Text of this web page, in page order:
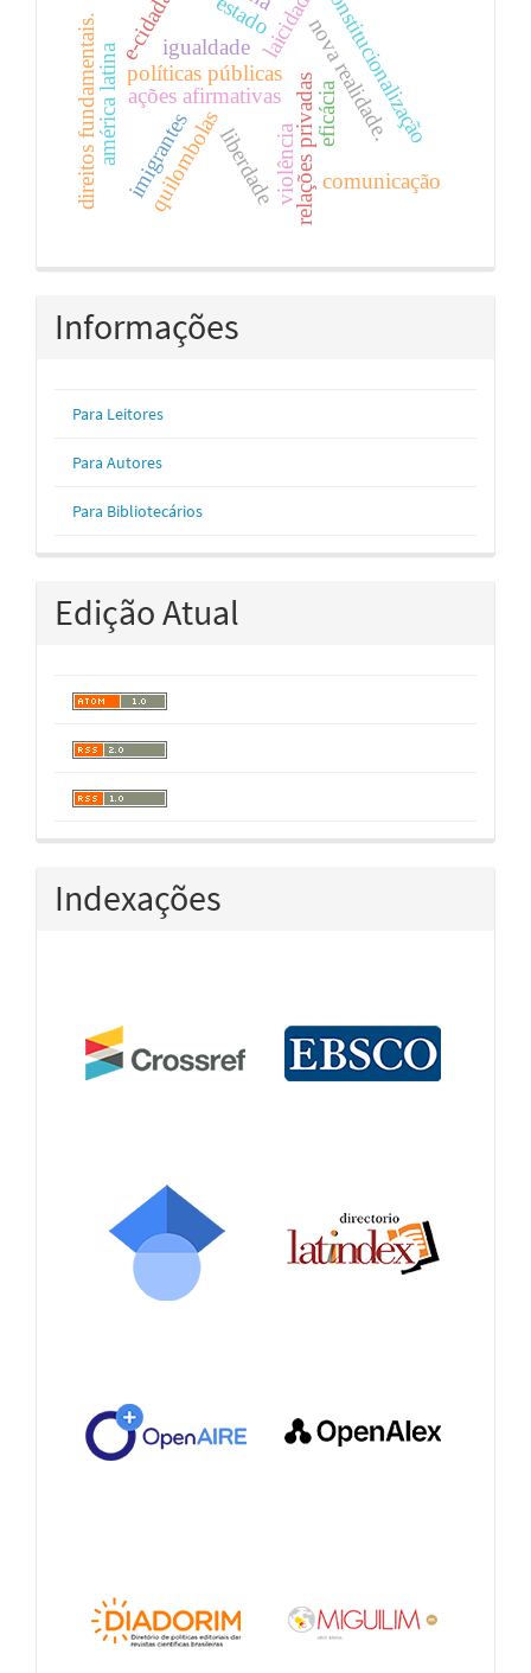
políticas públicas
relações privadas
igualdade
ações afirmativas
américa latina quilombolas
nova realidade.
eficácia
constitucionalização
laicidade
liberdade
direitos fundamentais. estado
comunicação
e-cidadão
imigrantes violência
Informações
Para Leitores
Para Autores
Para Bibliotecários
Edição Atual
Indexações